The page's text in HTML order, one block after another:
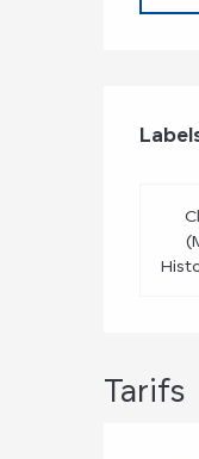
Tarifs